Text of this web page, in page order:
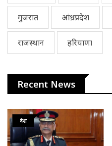
गुजरात आंध्रप्रदेश
राजस्थान हरियाणा
Recent News
देश